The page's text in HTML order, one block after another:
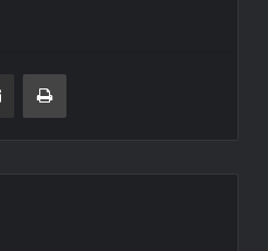
E-Posta ile paylaş Yazdır